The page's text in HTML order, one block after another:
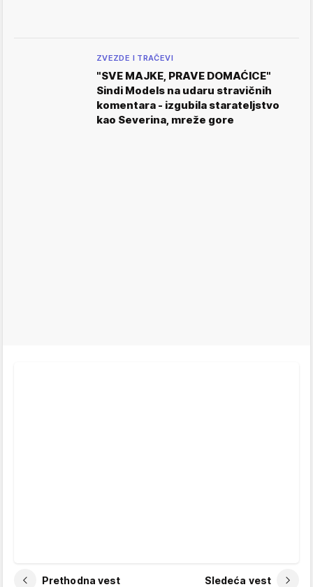
ZVEZDE I TRAČEVI
"SVE MAJKE, PRAVE DOMAĆICE"
Sindi Models na udaru stravičnih
komentara - izgubila starateljstvo
kao Severina, mreže gore
Prethodna vest Sledeća vest